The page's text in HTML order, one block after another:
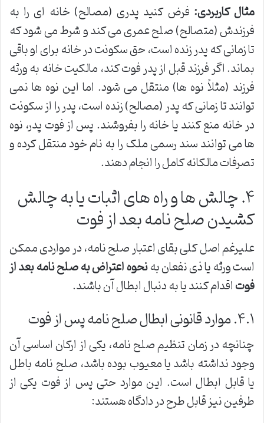
مثال کاربردی: فرض کنید پدری (مصالح) خانه ای را به
فرزندش (متصالح) صلح عمری می کند و شرط می شود که
تا زمانی که پدر زنده است، حق سکونت در خانه برای او باقی
بماند. اگر فرزند قبل از پدر فوت کند، مالکیت خانه به ورثه
فرزند (مثلاً نوه ها) منتقل می شود. اما این نوه ها نمی
توانند تا زمانی که پدر (مصالح) زنده است، پدر را از سکونت
در خانه منع کنند یا خانه را بفروشند. پس از فوت پدر، نوه
ها می توانند سند رسمی ملک را به نام خود منتقل کرده و
تصرفات مالکانه کامل را انجام دهند.
۴. چالش ها و راه های اثبات یا به چالش
کشیدن صلح نامه بعد از فوت
علیرغم اصل کلی بقای اعتبار صلح نامه، در مواردی ممکن
است ورثه یا ذی نفعان بهنحوه اعتراض به صلح نامه بعد از
فوتاقدام کنند یا به دنبال ابطال آن باشند.
۴.۱. موارد قانونی ابطال صلح نامه پس از فوت
چنانچه در زمان تنظیم صلح نامه، یکی از ارکان اساسی آن
وجود نداشته باشد یا معیوب بوده باشد، صلح نامه باطل
یا قابل ابطال است. این موارد حتی پس از فوت یکی از
طرفین نیز قابل طرح در دادگاه هستند: